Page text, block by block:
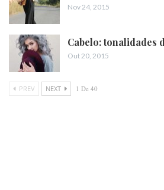
Nov 24, 2015
Cabelo: tonalidades
Out 20, 2015
PREV NEXT 1 De 40